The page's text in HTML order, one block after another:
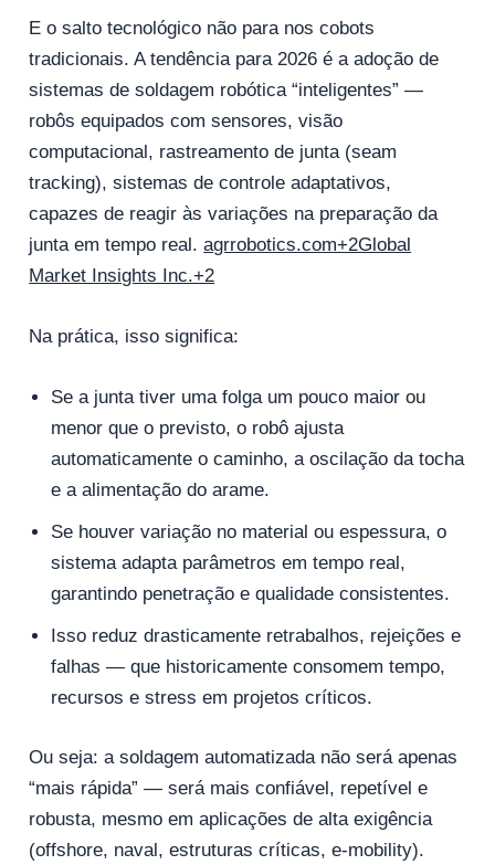
E o salto tecnológico não para nos cobots
tradicionais. A tendência para 2026 é a adoção de
sistemas de soldagem robótica “inteligentes” —
robôs equipados com sensores, visão
computacional, rastreamento de junta (seam
tracking), sistemas de controle adaptativos,
capazes de reagir às variações na preparação da
junta em tempo real.agrrobotics.com+2Global
Market Insights Inc.+2
Na prática, isso significa:
Se a junta tiver uma folga um pouco maior ou
menor que o previsto, o robô ajusta
automaticamente o caminho, a oscilação da tocha
e a alimentação do arame.
Se houver variação no material ou espessura, o
sistema adapta parâmetros em tempo real,
garantindo penetração e qualidade consistentes.
Isso reduz drasticamente retrabalhos, rejeições e
falhas — que historicamente consomem tempo,
recursos e stress em projetos críticos.
Ou seja: a soldagem automatizada não será apenas
“mais rápida” — será mais confiável, repetível e
robusta, mesmo em aplicações de alta exigência
(offshore, naval, estruturas críticas, e‑mobility).